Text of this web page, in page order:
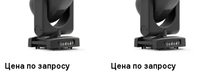
Цена по запросу Цена по запросу